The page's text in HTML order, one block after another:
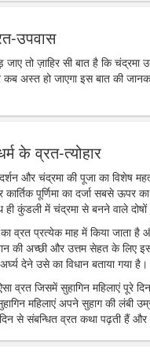
उपवास
जाए तो ज़ाहिर सी बात है कि
अस्त हो जाएगा इस बात की
के व्रत-त्योहार
और चंद्रमा की पूजा का विशेष
कार्तिक पूर्णिमा का दर्जा सबसे
कुंडली में चंद्रमा से बनने वाले दोषों
व्रत प्रत्येक माह में किया जाता
की अच्छी और उत्तम सेहत के लिए
देने उसे का विधान बताया गया है।
व्रत जिसमें सुहागिन महिलाएं पूरे
महिलाएं अपने सुहाग की लंबी
से संबन्धित व्रत कथा पढ़ती हैं